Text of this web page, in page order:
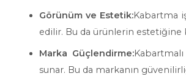
Görünüm ve Estetik:Kabartma
edilir. Bu da ürünlerin estetiğine
Marka Güçlendirme:
sunar. Bu da markanın